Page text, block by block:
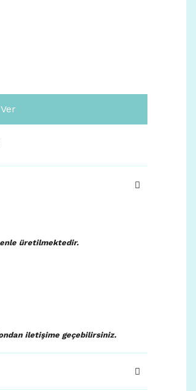
üretilmektedir.
iletişime geçebilirsiniz.